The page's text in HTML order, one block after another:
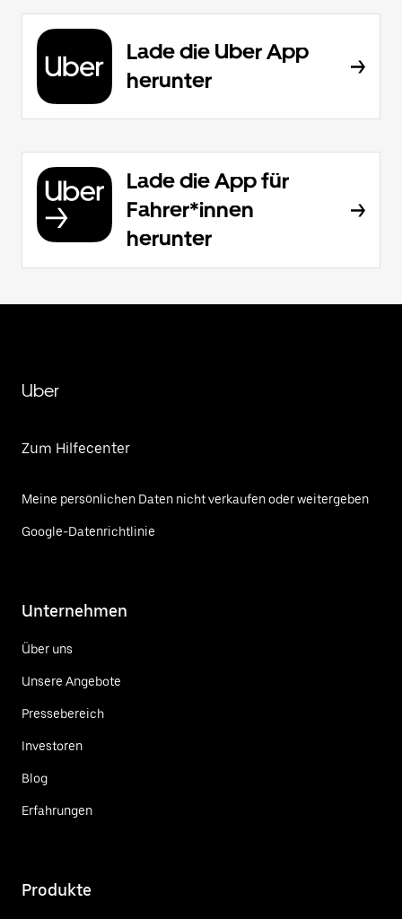
Lade die Uber App
herunter
Lade die App für
Fahrer*innen
herunter
Uber
Zum Hilfecenter
Meine persönlichen Daten nicht verkaufen oder weitergeben
Google-Datenrichtlinie
Unternehmen
Über uns
Unsere Angebote
Pressebereich
Investoren
Blog
Erfahrungen
Produkte